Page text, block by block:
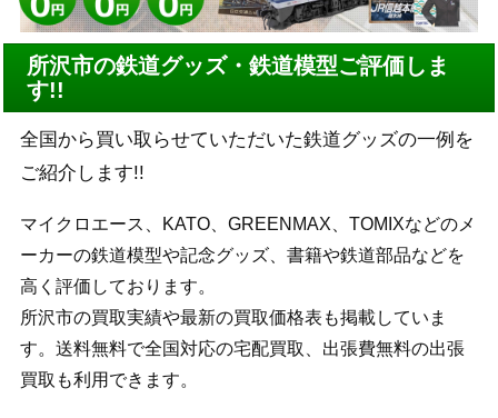
所沢市の鉄道グッズ・鉄道模型ご評価しま
す!!
全国から買い取らせていただいた鉄道グッズの一例を
ご紹介します!!
マイクロエース、KATO、GREENMAX、TOMIXなどのメ
ーカーの鉄道模型や記念グッズ、書籍や鉄道部品などを
高く評価しております。
所沢市の買取実績や最新の買取価格表も掲載していま
す。送料無料で全国対応の宅配買取、出張費無料の出張
買取も利用できます。